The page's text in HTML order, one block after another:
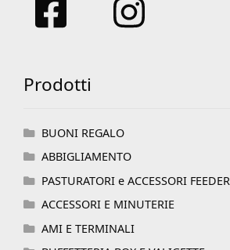
Prodotti
BUONI REGALO
ABBIGLIAMENTO
PASTURATORI e ACCESSORI FEEDER
ACCESSORI E MINUTERIE
AMI E TERMINALI